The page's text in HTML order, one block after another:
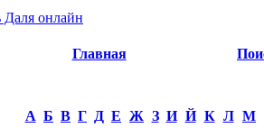
Главная
А Б В Г Д Е Ж З И Й К Л М